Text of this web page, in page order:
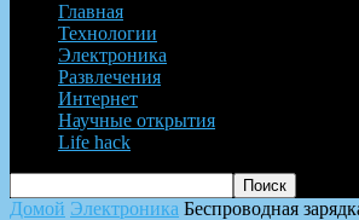
Главная
Технологии
Электроника
Развлечения
Интернет
Научные открытия
Life hack
Домой Электроника Беспроводная